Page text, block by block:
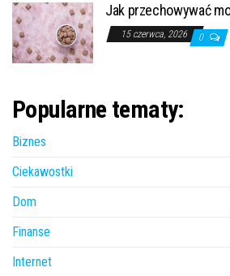
Jak przechowywać
15 czerwca, 2026 0
Popularne tematy:
Biznes
Ciekawostki
Dom
Finanse
Internet